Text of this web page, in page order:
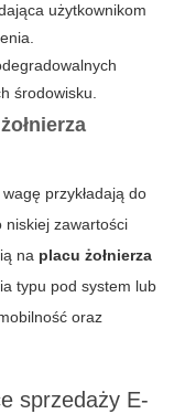
użytkownikom
środowisku.
przykładają do
niskiej zawartości
na placu żołnierza
typu pod system lub
oraz
sprzedaży E-